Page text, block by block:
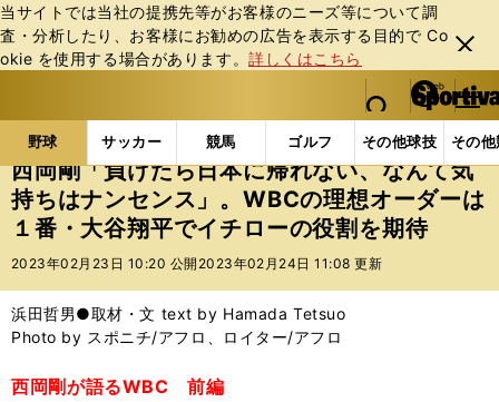
当サイトでは当社の提携先等がお客様のニーズ等について調
査・分析したり、お客様にお勧めの広告を表⽰する⽬的で Co
okie を使⽤する場合があります。詳しくはこちら
閉じ
る
web Sportiva (webスポルティーバ)
検索
マイペ
ー
ジ
メニュ
野球 サッカー 競馬 ゴルフ その他球技 その
b
ス
ポ
ル
テ
ー
バ
野球の記事一覧 プロ野球 西岡剛「負けたら日本に
西岡剛「負けたら日本に帰れない、なんて気
持ちはナンセンス」。WBCの理想オーダーは
１番・大谷翔平でイチローの役割を期待
2023年02月23日 10:20 公開 2023年02月24日 11:08 更新
浜田哲男●取材・文 text by Hamada Tetsuo
Photo by スポニチ/アフロ、ロイター/アフロ
西岡剛が語るWBC 前編